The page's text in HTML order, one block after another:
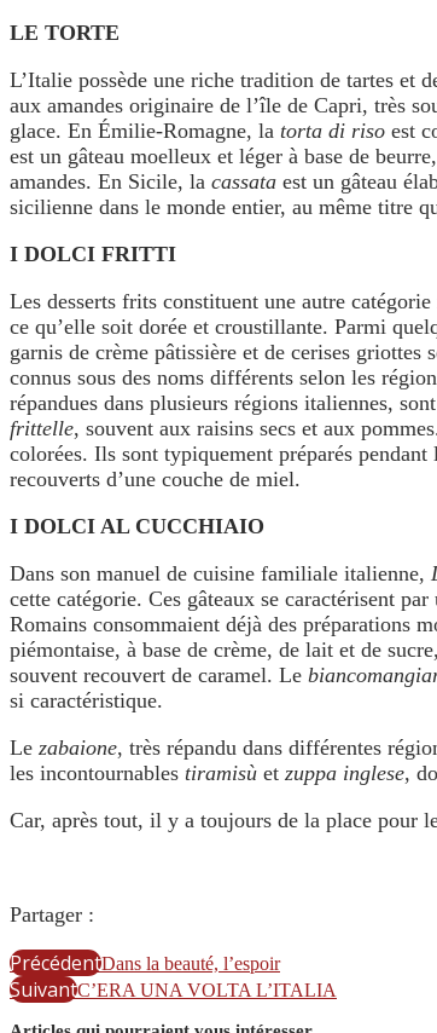
LE TORTE
L’Italie possède une riche tradition de tartes et
aux amandes originaire de l’île de Capri, très
glace. En Émilie-Romagne, la torta di riso est
est un gâteau moelleux et léger à base de
amandes. En Sicile, la cassata est un gâteau
sicilienne dans le monde entier, au même titre
I DOLCI FRITTI
Les desserts frits constituent une autre
ce qu’elle soit dorée et croustillante. Parmi
garnis de crème pâtissière et de cerises
connus sous des noms différents selon les
répandues dans plusieurs régions italiennes,
frittelle, souvent aux raisins secs et aux
colorées. Ils sont typiquement préparés
recouverts d’une couche de miel.
I DOLCI AL CUCCHIAIO
Dans son manuel de cuisine familiale italienne,
cette catégorie. Ces gâteaux se caractérisent
Romains consommaient déjà des préparations
piémontaise, à base de crème, de lait et de
souvent recouvert de caramel. Le
si caractéristique.
Le zabaione, très répandu dans différentes
les incontournables tiramisù et zuppa inglese,
Car, après tout, il y a toujours de la place pour
Partager :
PrécédentDans la beauté, l’espoir
SuivantC’ERA UNA VOLTA L’ITALIA